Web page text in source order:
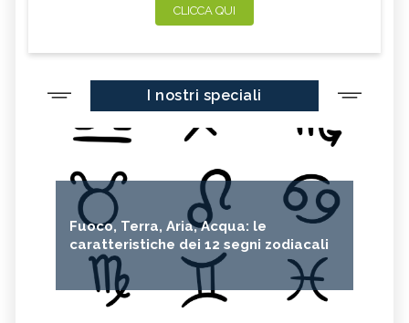
CLICCA QUI
I nostri speciali
Fuoco, Terra, Aria, Acqua: le
caratteristiche dei 12 segni zodiacali